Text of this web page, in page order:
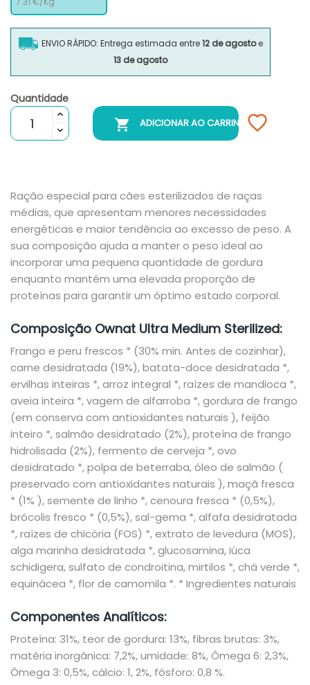
ENVIO RÁPIDO: Entrega estimada entre12 de agostoe
13 de agosto
Quantidade
 ADICIONAR AO CARRINHO
Ração especial para cães esterilizados de raças
médias, que apresentam menores necessidades
energéticas e maior tendência ao excesso de peso. A
sua composição ajuda a manter o peso ideal ao
incorporar uma pequena quantidade de gordura
enquanto mantém uma elevada proporção de
proteínas para garantir um óptimo estado corporal.
Composição Ownat Ultra Medium Sterilized:
Frango e peru frescos * (30% min. Antes de cozinhar),
carne desidratada (19%), batata-doce desidratada *,
ervilhas inteiras *, arroz integral *, raízes de mandioca *,
aveia inteira *, vagem de alfarroba *, gordura de frango
(em conserva com antioxidantes naturais ), feijão
inteiro *, salmão desidratado (2%), proteína de frango
hidrolisada (2%), fermento de cerveja *, ovo
desidratado *, polpa de beterraba, óleo de salmão (
preservado com antioxidantes naturais ), maçã fresca
* (1% ), semente de linho *, cenoura fresca * (0,5%),
brócolis fresco * (0,5%), sal-gema *, alfafa desidratada
*, raízes de chicória (FOS) *, extrato de levedura (MOS),
alga marinha desidratada *, glucosamina, iúca
schidigera, sulfato de condroitina, mirtilos *, chá verde *,
equinácea *, flor de camomila *. * Ingredientes naturais
Componentes Analíticos:
Proteína: 31%, teor de gordura: 13%, fibras brutas: 3%,
matéria inorgânica: 7,2%, umidade: 8%, Ômega 6: 2,3%,
Ômega 3: 0,5%, cálcio: 1, 2%, fósforo: 0,8 %.